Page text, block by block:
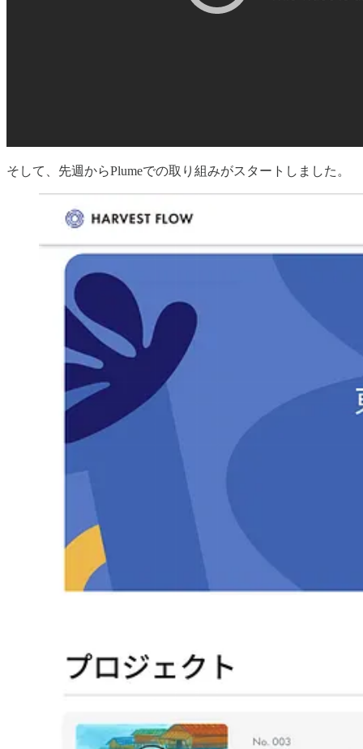
そして、先週からPlumeでの取り組みがスタートしました。